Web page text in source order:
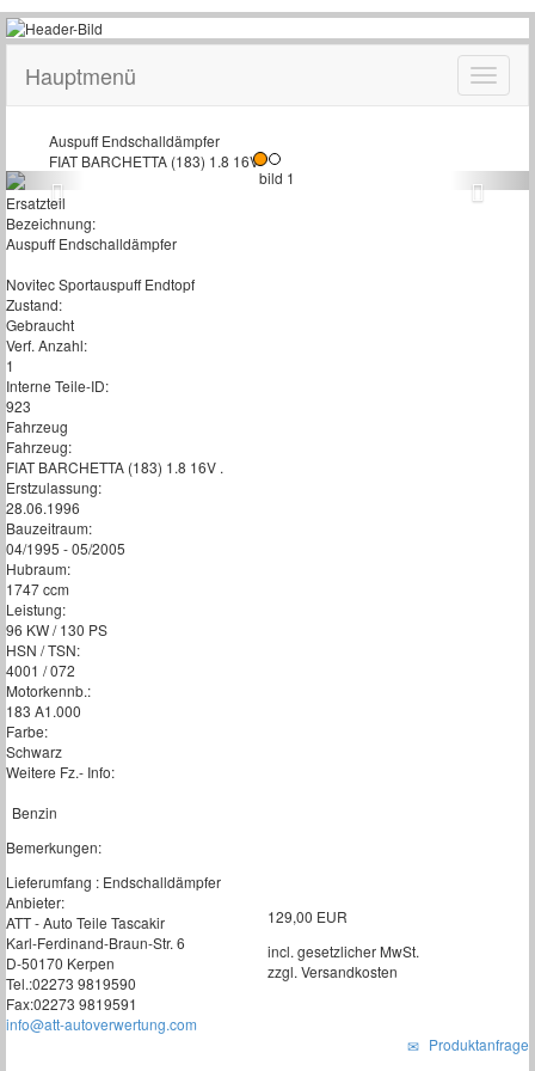
Hauptmenü
Auspuff Endschalldämpfer
FIAT BARCHETTA (183) 1.8 16V
Ersatzteil
Bezeichnung:
Auspuff Endschalldämpfer
Novitec Sportauspuff Endtopf
Zustand:
Gebraucht
Verf. Anzahl:
1
Interne Teile-ID:
923
Fahrzeug
Fahrzeug:
FIAT BARCHETTA (183) 1.8 16V .
Erstzulassung:
28.06.1996
Bauzeitraum:
04/1995 - 05/2005
Hubraum:
1747 ccm
Leistung:
96 KW / 130 PS
HSN / TSN:
4001 / 072
Motorkennb.:
183 A1.000
Farbe:
Schwarz
Weitere Fz.- Info:
Benzin
Bemerkungen:
Lieferumfang : Endschalldämpfer
Anbieter:
ATT - Auto Teile Tascakir
Karl-Ferdinand-Braun-Str. 6
D-50170 Kerpen
Tel.:02273 9819590
Fax:02273 9819591
info@att-autoverwertung.com
129,00 EUR
incl. gesetzlicher MwSt.
zzgl. Versandkosten
Produktanfrage